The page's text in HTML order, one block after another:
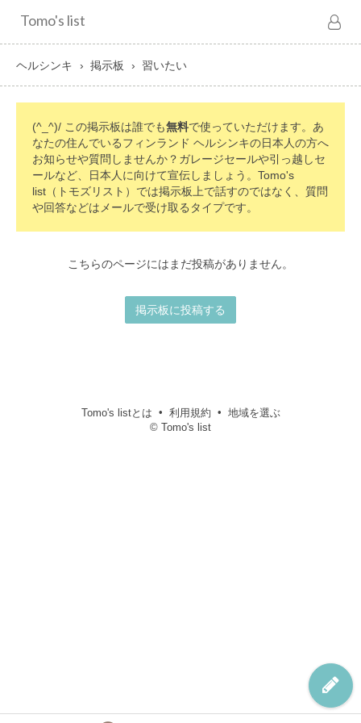
Tomo's list
ヘルシンキ 掲示板 習いたい
(^_^)/ この掲示板は誰でも無料で使っていただけます。あ
なたの住んでいるフィンランド ヘルシンキの日本人の方へ
お知らせや質問しませんか？ガレージセールや引っ越しセ
ールなど、日本人に向けて宣伝しましょう。Tomo's
list（トモズリスト）では掲示板上で話すのではなく、質問
や回答などはメールで受け取るタイプです。
こちらのページにはまだ投稿がありません。
掲示板に投稿する
Tomo's listとは 利用規約
地域を選ぶ
© Tomo's list